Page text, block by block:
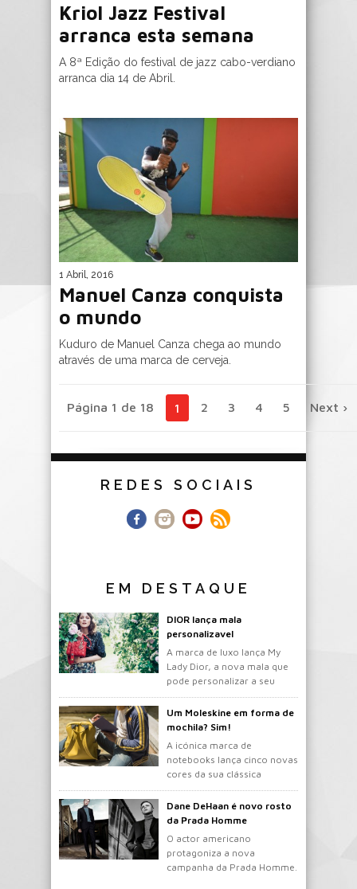
Kriol Jazz Festival
arranca esta semana
A 8ª Edição do festival de jazz cabo-verdiano
arranca dia 14 de Abril.
1 Abril, 2016
Manuel Canza conquista
o mundo
Kuduro de Manuel Canza chega ao mundo
através de uma marca de cerveja.
Página 1 de 18 1 2 3 4 5 Next ›
REDES SOCIAIS
EM DESTAQUE
DIOR lança mala
personalizavel
A marca de luxo lança My
Lady Dior, a nova mala que
pode personalizar a seu
gosto.
Um Moleskine em forma de
mochila? Sim!
A icónica marca de
notebooks lança cinco novas
cores da sua clássica
mochila.
Dane DeHaan é novo rosto
da Prada Homme
O actor americano
protagoniza a nova
campanha da Prada Homme.